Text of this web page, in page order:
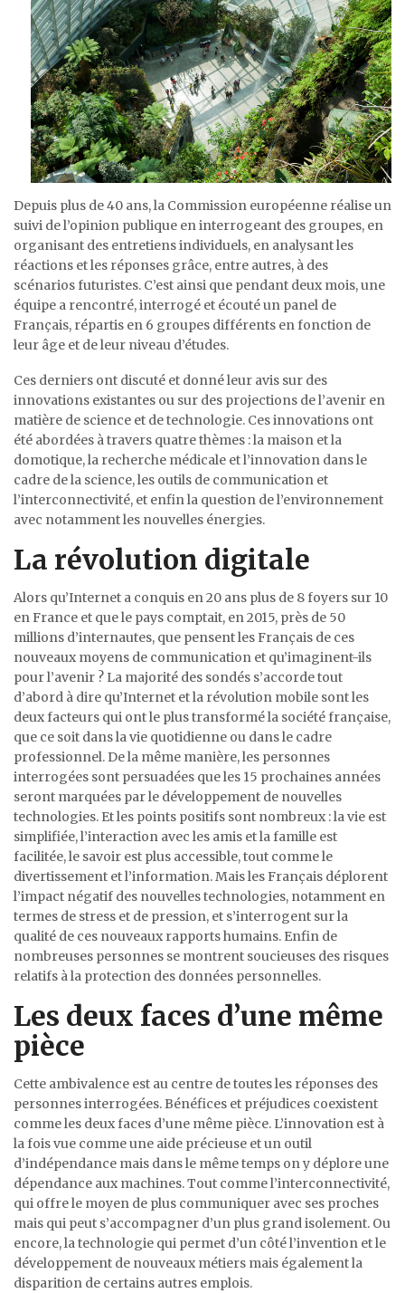
Depuis plus de 40 ans, la Commission européenne réalise un
suivi de l’opinion publique en interrogeant des groupes, en
organisant des entretiens individuels, en analysant les
réactions et les réponses grâce, entre autres, à des
scénarios futuristes. C’est ainsi que pendant deux mois, une
équipe a rencontré, interrogé et écouté un panel de
Français, répartis en 6 groupes différents en fonction de
leur âge et de leur niveau d’études.
Ces derniers ont discuté et donné leur avis sur des
innovations existantes ou sur des projections de l’avenir en
matière de science et de technologie. Ces innovations ont
été abordées à travers quatre thèmes : la maison et la
domotique, la recherche médicale et l’innovation dans le
cadre de la science, les outils de communication et
l’interconnectivité, et enfin la question de l’environnement
avec notamment les nouvelles énergies.
La révolution digitale
Alors qu’Internet a conquis en 20 ans plus de 8 foyers sur 10
en France et que le pays comptait, en 2015, près de 50
millions d’internautes, que pensent les Français de ces
nouveaux moyens de communication et qu’imaginent-ils
pour l’avenir ? La majorité des sondés s’accorde tout
d’abord à dire qu’Internet et la révolution mobile sont les
deux facteurs qui ont le plus transformé la société française,
que ce soit dans la vie quotidienne ou dans le cadre
professionnel. De la même manière, les personnes
interrogées sont persuadées que les 15 prochaines années
seront marquées par le développement de nouvelles
technologies. Et les points positifs sont nombreux : la vie est
simplifiée, l’interaction avec les amis et la famille est
facilitée, le savoir est plus accessible, tout comme le
divertissement et l’information. Mais les Français déplorent
l’impact négatif des nouvelles technologies, notamment en
termes de stress et de pression, et s’interrogent sur la
qualité de ces nouveaux rapports humains. Enfin de
nombreuses personnes se montrent soucieuses des risques
relatifs à la protection des données personnelles.
Les deux faces d’une même
pièce
Cette ambivalence est au centre de toutes les réponses des
personnes interrogées. Bénéfices et préjudices coexistent
comme les deux faces d’une même pièce. L’innovation est à
la fois vue comme une aide précieuse et un outil
d’indépendance mais dans le même temps on y déplore une
dépendance aux machines. Tout comme l’interconnectivité,
qui offre le moyen de plus communiquer avec ses proches
mais qui peut s’accompagner d’un plus grand isolement. Ou
encore, la technologie qui permet d’un côté l’invention et le
développement de nouveaux métiers mais également la
disparition de certains autres emplois.